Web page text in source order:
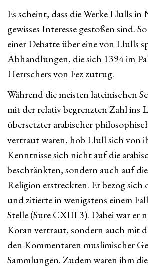
Es scheint, dass die Werke Llulls
gewisses Interesse gestoßen sind.
einer Debatte über eine von Llulls
Abhandlungen, die sich 1394 im
Herrschers von Fez zutrug.
Während die meisten lateinischen
mit der relativ begrenzten Zahl ins
übersetzter arabischer
vertraut waren, hob Llull sich von
Kenntnisse sich nicht auf die
beschränkten, sondern auch auf
Religion erstreckten. Er bezog
und zitierte in wenigstens einem
Stelle (Sure CXIII 3). Dabei war er
Koran vertraut, sondern auch mit
den Kommentaren muslimischer
Sammlungen. Zudem waren ihm